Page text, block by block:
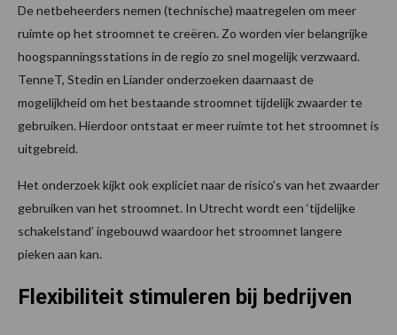
De netbeheerders nemen (technische) maatregelen om meer
ruimte op het stroomnet te creëren. Zo worden vier belangrijke
hoogspanningsstations in de regio zo snel mogelijk verzwaard.
TenneT, Stedin en Liander onderzoeken daarnaast de
mogelijkheid om het bestaande stroomnet tijdelijk zwaarder te
gebruiken. Hierdoor ontstaat er meer ruimte tot het stroomnet is
uitgebreid.
Het onderzoek kijkt ook expliciet naar de risico’s van het zwaarder
gebruiken van het stroomnet. In Utrecht wordt een ‘tijdelijke
schakelstand’ ingebouwd waardoor het stroomnet langere
pieken aan kan.
Flexibiliteit stimuleren bij bedrijven